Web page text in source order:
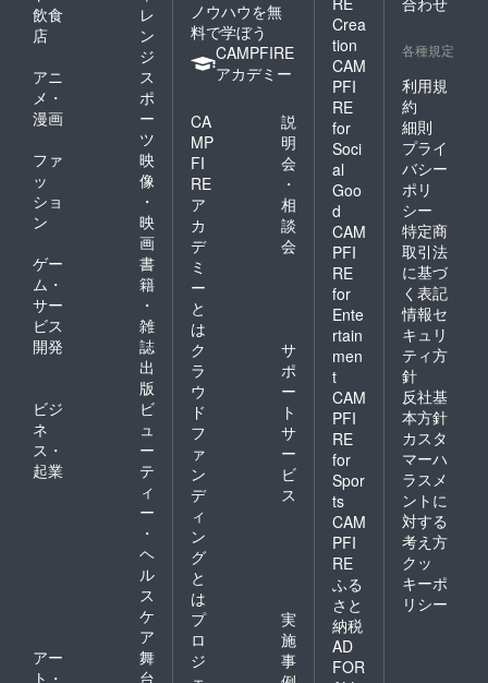
飲食
店
レ
ン
ジ
アニ
メ・
漫画
ス
ポ
ー
ツ
ファ
ッ
ショ
ン
映
像
・
映
画
ゲー
ム・
サー
ビス
開発
書
籍
・
雑
誌
出
版
ビジ
ネ
ス・
起業
ビ
ュ
ー
テ
ィ
ー
・
ヘ
ル
ス
ケ
ア
アー
ト・
舞
台
ノウハウを無
料で学ぼう
CAMPFIRE
アカデミー
CA
MP
FI
RE
ア
カ
デ
ミ
ー
と
は
説
明
会
・
相
談
会
ク
ラ
ウ
ド
フ
ァ
ン
デ
ィ
ン
グ
と
は
サ
ポ
ー
ト
サ
ー
ビ
ス
プ
ロ
ジ
実
施
事
Crea
tion
CAM
PFI
RE
for
Soci
al
Goo
d
CAM
PFI
RE
for
Ente
rtain
men
t
CAM
PFI
RE
for
Spor
ts
CAM
PFI
RE
ふる
さと
納税
AD
FOR
各種規定
利用規
約
細則
プライ
バシー
ポリ
シー
特定商
取引法
に基づ
く表記
情報セ
キュリ
ティ方
針
反社基
本方針
カスタ
マーハ
ラスメ
ントに
対する
考え方
クッ
キーポ
リシー